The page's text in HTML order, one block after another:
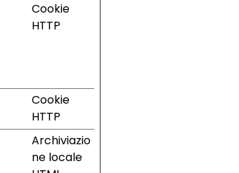
Cookie
HTTP
Cookie
HTTP
Archiviazio
ne locale